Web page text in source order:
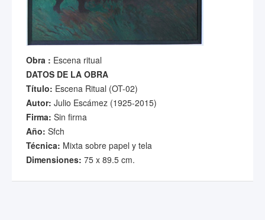
Obra : Escena ritual
DATOS DE LA OBRA
Título: Escena Ritual (OT-02)
Autor: Julio Escámez (1925-2015)
Firma: Sin firma
Año: Sfch
Técnica: Mixta sobre papel y tela
Dimensiones: 75 x 89.5 cm.